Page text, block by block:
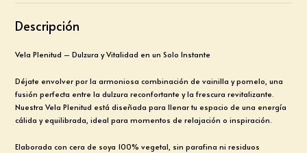
Descripción
Vela Plenitud – Dulzura y Vitalidad en un Solo Instante
Déjate envolver por la armoniosa combinación de vainilla y pomelo, una
fusión perfecta entre la dulzura reconfortante y la frescura revitalizante.
Nuestra Vela Plenitud está diseñada para llenar tu espacio de una energía
cálida y equilibrada, ideal para momentos de relajación o inspiración.
Elaborada con cera de soya 100% vegetal, sin parafina ni residuos